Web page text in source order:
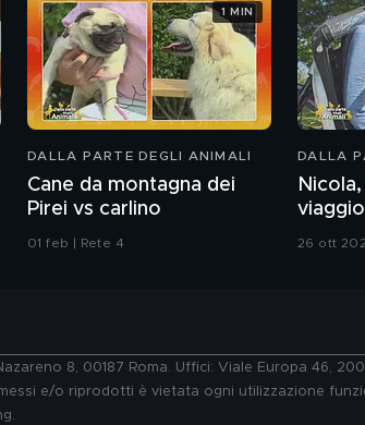
DALLA PARTE DEGLI ANIMALI
Cane da montagna dei
Pirei vs carlino
01 feb | Rete 4
1 MIN
DALLA
26 ott
8, 00187 Roma. Uffici: Viale Europa 46,
e/o riprodotti è vietata ogni utilizzazione